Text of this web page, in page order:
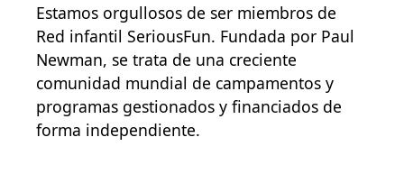
Estamos orgullosos de ser miembros de
Red infantil SeriousFun. Fundada por Paul
Newman, se trata de una creciente
comunidad mundial de campamentos y
programas gestionados y financiados de
forma independiente.